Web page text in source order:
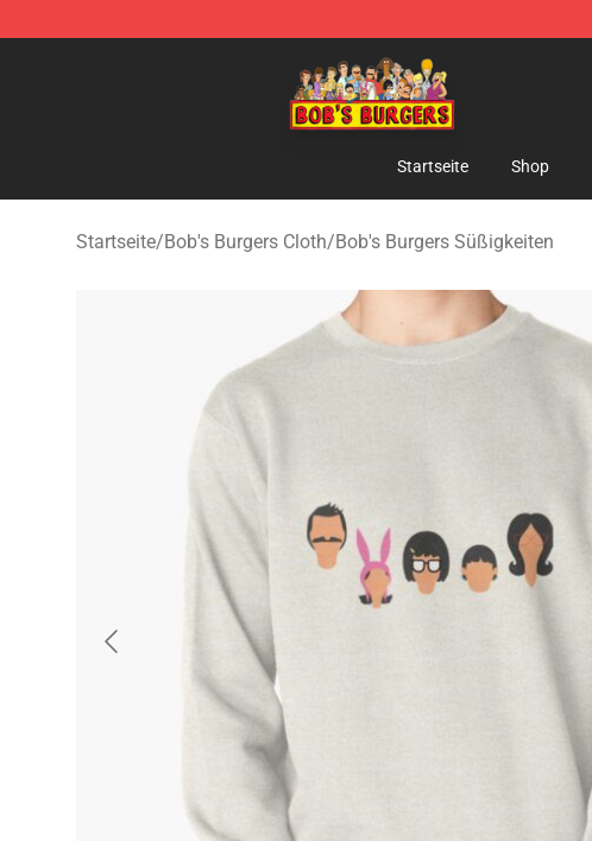
Bob's Burgers Store - Official Bob's Burgers Merchandise Shop
Startseite Shop
Startseite/Bob's Burgers Cloth/Bob's Burgers Süßigkeiten